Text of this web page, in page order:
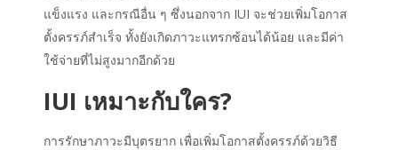
แข็งแรง และกรณีอื่น ๆ ซึ่งนอกจาก IUI จะช่วยเพิ่มโอกาส
ตั้งครรภ์สำเร็จ ทั้งยังเกิดภาวะแทรกซ้อนได้น้อย และมีค่า
ใช้จ่ายที่ไม่สูงมากอีกด้วย
IUI เหมาะกับใคร?
การรักษาภาวะมีบุตรยาก เพื่อเพิ่มโอกาสตั้งครรภ์ด้วยวิธี